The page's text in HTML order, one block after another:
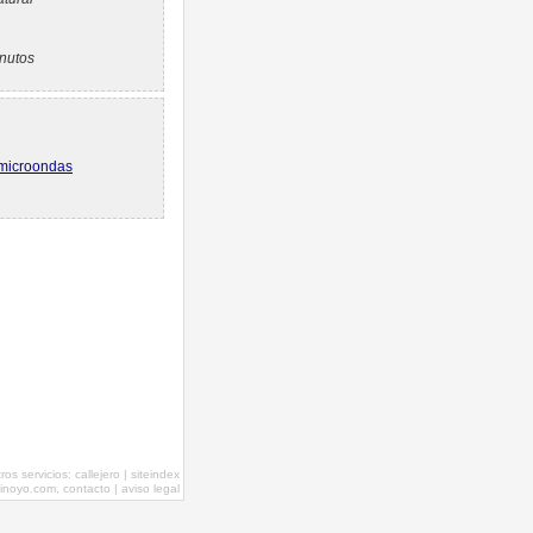
servicios: callejero | siteindex
contacto | aviso legal